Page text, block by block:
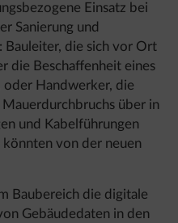
Einsatz bei
Sanierung und
Bauleiter, die sich vor Ort
die Beschaffenheit eines
oder Handwerker, die
über in
und Kabelführungen
von der neuen
Baubereich die digitale
Gebäudedaten in den